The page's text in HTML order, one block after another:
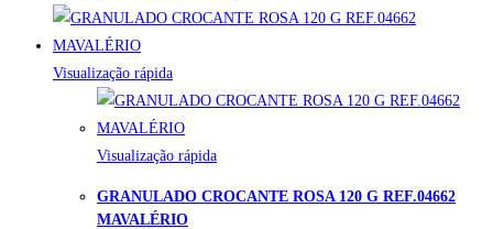
Visualização rápida
Visualização rápida
GRANULADO CROCANTE ROSA 120 G REF.04662
MAVALÉRIO